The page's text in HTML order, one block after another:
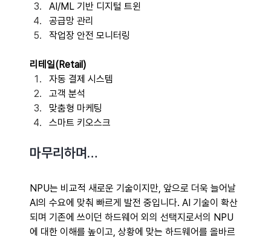
AI/ML 기반 디지털 트윈
공급망 관리
작업장 안전 모니터링
리테일(Retail)
자동 결제 시스템
고객 분석
맞춤형 마케팅
스마트 키오스크
마무리하며…
NPU는 비교적 새로운 기술이지만, 앞으로 더욱 늘어날
AI의 수요에 맞춰 빠르게 발전 중입니다. AI 기술이 확산
되며 기존에 쓰이던 하드웨어 외의 선택지로서의 NPU
에 대한 이해를 높이고, 상황에 맞는 하드웨어를 올바르